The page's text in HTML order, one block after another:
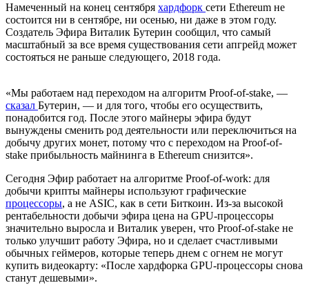
Намеченный на конец сентября хардфорк сети Ethereum не
состоится ни в сентябре, ни осенью, ни даже в этом году.
Создатель Эфира Виталик Бутерин сообщил, что самый
масштабный за все время существования сети апгрейд может
состояться не раньше следующего, 2018 года.
«Мы работаем над переходом на алгоритм Proof-of-stake, —
сказал Бутерин, — и для того, чтобы его осуществить,
понадобится год. После этого майнеры эфира будут
вынуждены сменить род деятельности или переключиться на
добычу других монет, потому что с переходом на Proof-of-
stake прибыльность майнинга в Ethereum снизится».
Сегодня Эфир работает на алгоритме Proof-of-work: для
добычи крипты майнеры используют графические
процессоры, а не ASIC, как в сети Биткоин. Из-за высокой
рентабельности добычи эфира цена на GPU-процессоры
значительно выросла и Виталик уверен, что Proof-of-stake не
только улучшит работу Эфира, но и сделает счастливыми
обычных геймеров, которые теперь днем с огнем не могут
купить видеокарту: «После хардфорка GPU-процессоры снова
станут дешевыми».